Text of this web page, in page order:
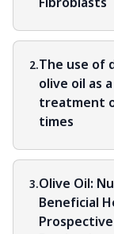
Fibroblasts
2.The use of
olive oil as
treatment
times
3.Olive Oil:
Beneficial